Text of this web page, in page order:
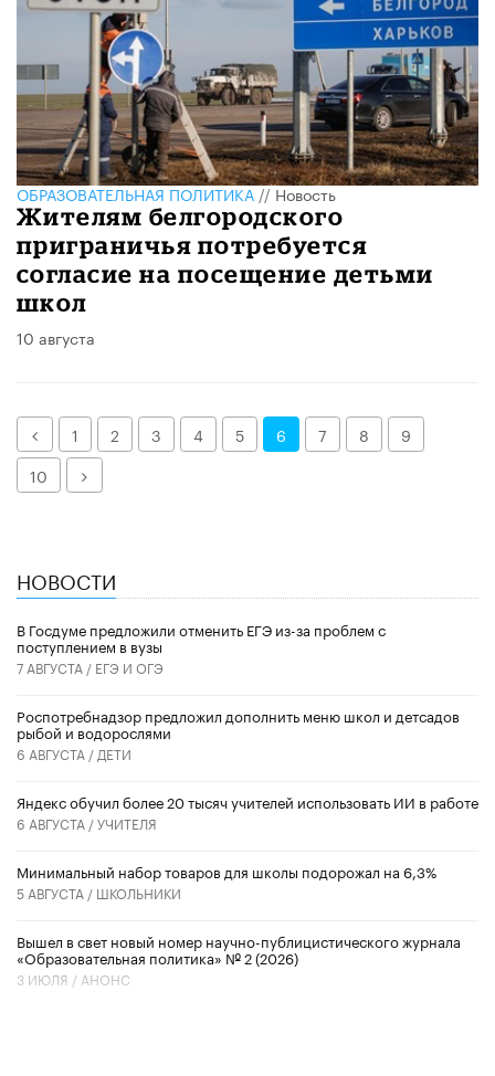
ОБРАЗОВАТЕЛЬНАЯ ПОЛИТИКА//Новость
Жителям белгородского
приграничья потребуется
согласие на посещение детьми
школ
10 августа
Назад1 2 3 4 5 6 7 8
9
10
Далее
НОВОСТИ
В Госдуме предложили отменить ЕГЭ из-за проблем с
поступлением в вузы
7 АВГУСТА / ЕГЭ И ОГЭ
Роспотребнадзор предложил дополнить меню школ и детсадов
рыбой и водорослями
6 АВГУСТА / ДЕТИ
​Яндекс обучил более 20 тысяч учителей использовать ИИ в работе
6 АВГУСТА /УЧИТЕЛЯ
Минимальный набор товаров для школы подорожал на 6,3%
5 АВГУСТА / ШКОЛЬНИКИ
Вышел в свет новый номер научно-публицистического журнала
«Образовательная политика» № 2 (2026)
3 ИЮЛЯ / АНОНС